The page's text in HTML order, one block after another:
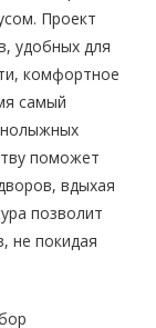
Проект
удобных для
комфортное
самый
поможет
вдыхая
позволит
не покидая